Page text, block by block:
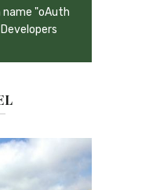
name "oAuth